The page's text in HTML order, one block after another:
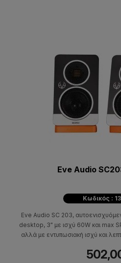
Eve Audio
Κωδικός :
Eve Audio SC 203,
desktop, 3" με ισχύ 60W και max
αλλά με εντυπωσιακή ισχύ και
home cinema αλλά και